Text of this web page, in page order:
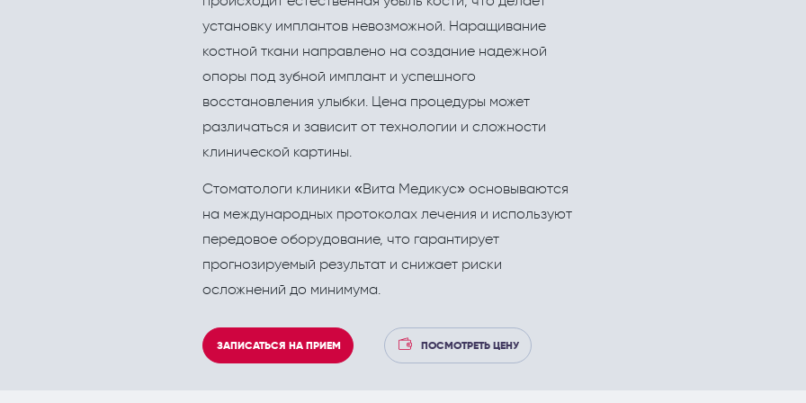
Кардиология
Кинезитерапия (ЛФК)
Колопроктология
Мануальная терапия
Неврология
Нефрология
Онкология
Остеопат и кинезиолог
Рефлекторная терапия
Терапия
Флебология
Хирургия
Инъекционные эстетические процедуры Корректировка жировых отложений
установку имплантов невозможной. Наращивание
костной ткани направлено на создание надежной
опоры под зубной имплант и успешного
восстановления улыбки. Цена процедуры может
различаться и зависит от технологии и сложности
клинической картины.
Стоматологи клиники «Вита Медикус» основываются
на международных протоколах лечения и используют
передовое оборудование, что гарантирует
прогнозируемый результат и снижает риски
осложнений до минимума.
ЗАПИСАТЬСЯ НА ПРИЕМ ПОСМОТРЕТЬ ЦЕНУ